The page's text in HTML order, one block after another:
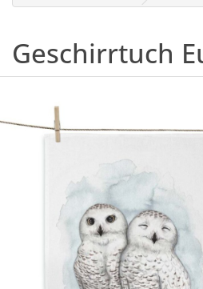
Geschirrtuch